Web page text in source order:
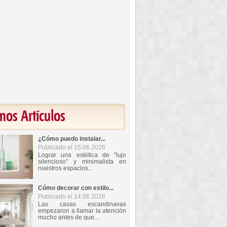
Artículos
¿Cómo puedo instalar...
Publicado el 15.06.2026
Lograr una estética de "lujo
silencioso" y minimalista en
nuestros espacios...
Cómo decorar con estilo...
Publicado el 14.06.2026
Las casas escandinavas
empezaron a llamar la atención
mucho antes de que...